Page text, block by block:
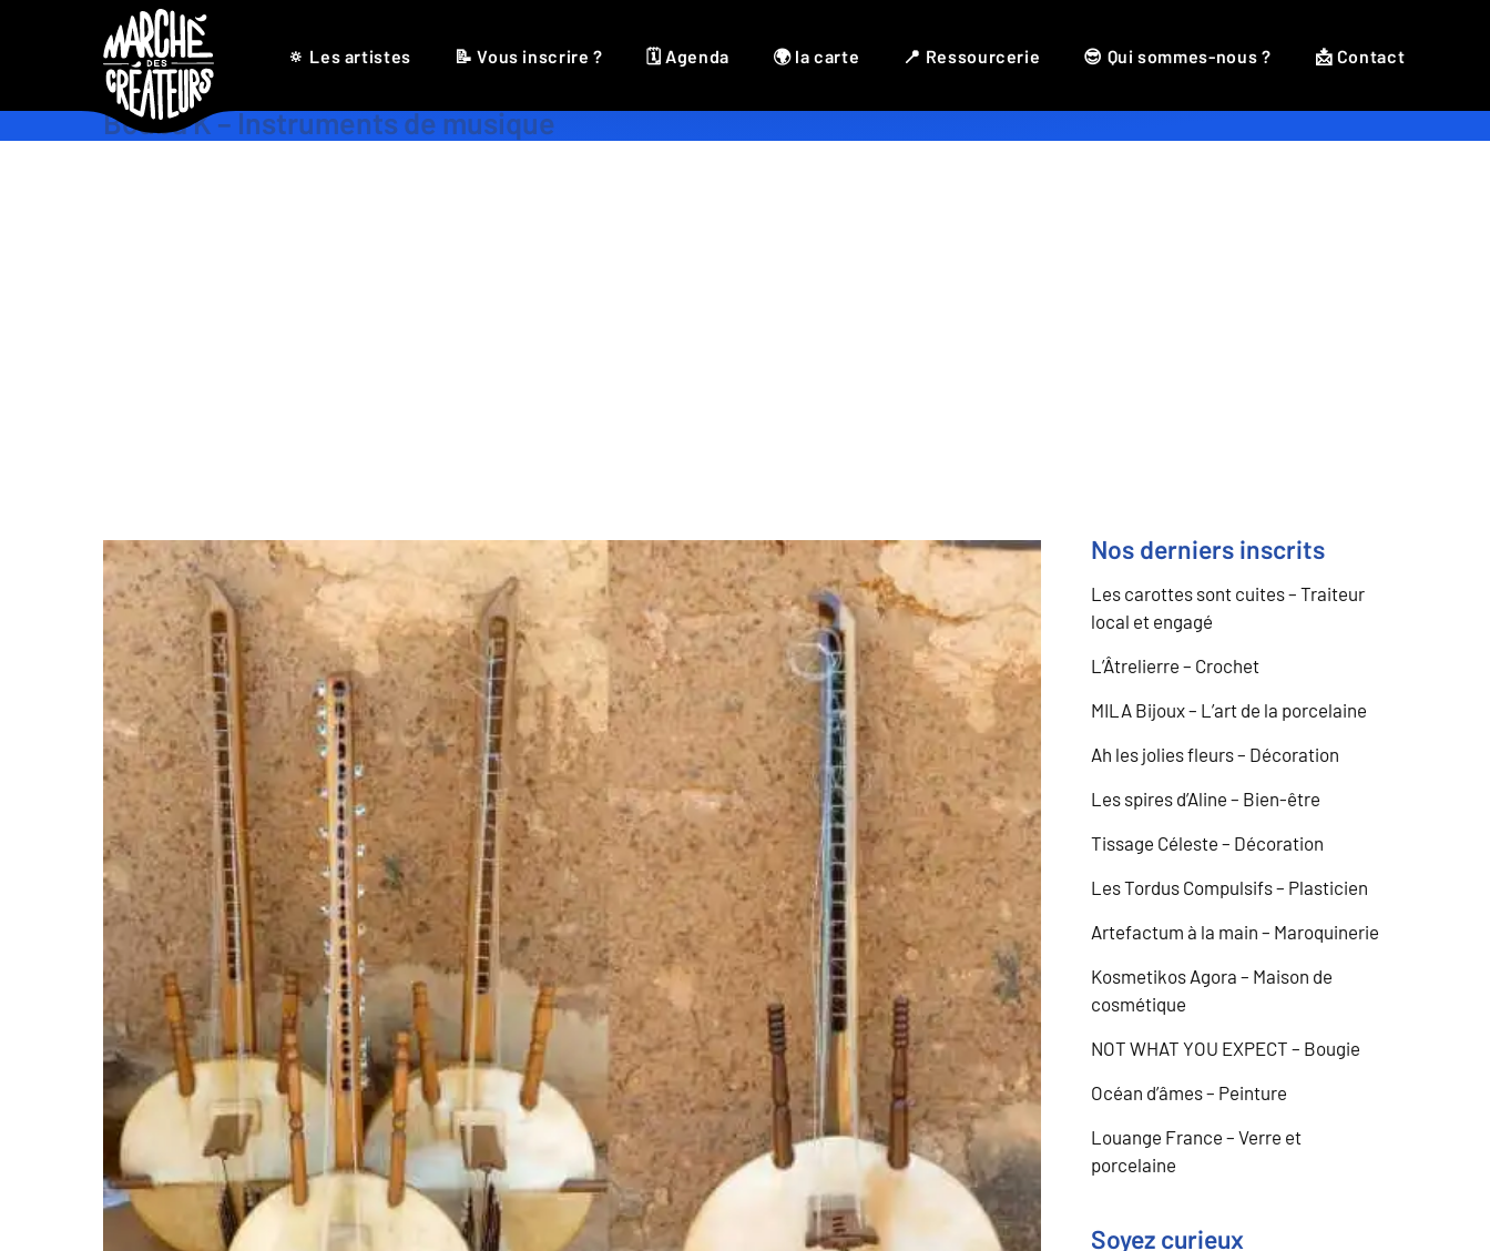
🔅 Les artistes 📝 Vous inscrire ? 🗓 Agenda 🌍 la carte 📍 Ressourcerie 😎 Qui sommes-nous ? 📩 Contact
Bouba K – Instruments de musique
Nos derniers inscrits
Les carottes sont cuites – Traiteur
local et engagé
L’Âtrelierre – Crochet
MILA Bijoux – L’art de la porcelaine
Ah les jolies fleurs – Décoration
Les spires d’Aline – Bien-être
Tissage Céleste – Décoration
Les Tordus Compulsifs – Plasticien
Artefactum à la main – Maroquinerie
Kosmetikos Agora – Maison de
cosmétique
NOT WHAT YOU EXPECT – Bougie
Océan d’âmes – Peinture
Louange France – Verre et
porcelaine
Soyez curieux